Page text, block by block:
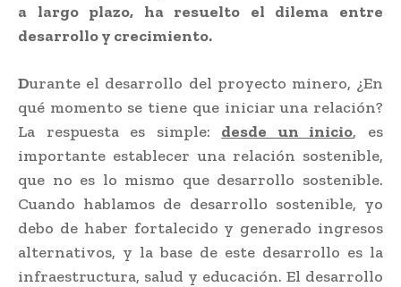
a largo plazo, ha resuelto el dilema entre
desarrollo y crecimiento.
Durante el desarrollo del proyecto minero, ¿En
qué momento se tiene que iniciar una relación?
La respuesta es simple: desde un inicio, es
importante establecer una relación sostenible,
que no es lo mismo que desarrollo sostenible.
Cuando hablamos de desarrollo sostenible, yo
debo de haber fortalecido y generado ingresos
alternativos, y la base de este desarrollo es la
infraestructura, salud y educación. El desarrollo